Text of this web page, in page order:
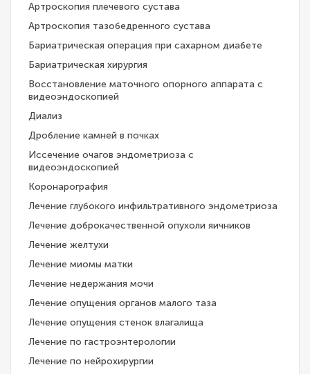
Артроскопия плечевого сустава
Артроскопия тазобедренного сустава
Бариатрическая операция при сахарном диабете
Бариатрическая хирургия
Восстановление маточного опорного аппарата с
видеоэндоскопией
Диализ
Дробление камней в почках
Иссечение очагов эндометриоза с
видеоэндоскопией
Коронарография
Лечение глубокого инфильтративного эндометриоза
Лечение доброкачественной опухоли яичников
Лечение желтухи
Лечение миомы матки
Лечение недержания мочи
Лечение опущения органов малого таза
Лечение опущения стенок влагалища
Лечение по гастроэнтерологии
Лечение по нейрохирургии